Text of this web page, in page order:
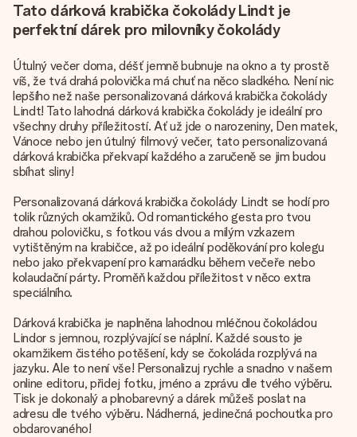
Tato dárková krabička čokolády Lindt je
perfektní dárek pro milovníky čokolády
Útulný večer doma, déšť jemně bubnuje na okno a ty prostě
víš, že tvá drahá polovička má chuť na něco sladkého. Není nic
lepšího než naše personalizovaná dárková krabička čokolády
Lindt! Tato lahodná dárková krabička čokolády je ideální pro
všechny druhy příležitostí. Ať už jde o narozeniny, Den matek,
Vánoce nebo jen útulný filmový večer, tato personalizovaná
dárková krabička překvapí každého a zaručeně se jim budou
sbíhat sliny!
Personalizovaná dárková krabička čokolády Lindt se hodí pro
tolik různých okamžiků. Od romantického gesta pro tvou
drahou polovičku, s fotkou vás dvou a milým vzkazem
vytištěným na krabičce, až po ideální poděkování pro kolegu
nebo jako překvapení pro kamarádku během večeře nebo
kolaudační párty. Proměň každou příležitost v něco extra
speciálního.
Dárková krabička je naplněna lahodnou mléčnou čokoládou
Lindor s jemnou, rozplývající se náplní. Každé sousto je
okamžikem čistého potěšení, kdy se čokoláda rozplývá na
jazyku. Ale to není vše! Personalizuj rychle a snadno v našem
online editoru, přidej fotku, jméno a zprávu dle tvého výběru.
Tisk je dokonalý a plnobarevný a dárek můžeš poslat na
adresu dle tvého výběru. Nádherná, jedinečná pochoutka pro
obdarovaného!